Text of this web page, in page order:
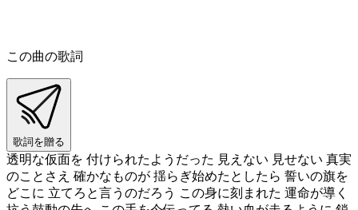
この曲の歌詞
歌詞を贈る
透明な仮面を 付けられたようだった 見えない 見せない 真実
のことさえ 確かなものが 揺らぎ始めたとしたら 誓いの旗を
どこに 立てろと言うのだろう この身に刻まれた 運命が導く